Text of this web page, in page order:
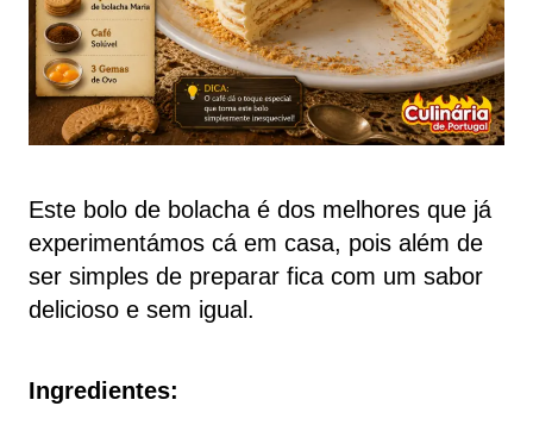
Este bolo de bolacha é dos melhores que já
experimentámos cá em casa, pois além de
ser simples de preparar fica com um sabor
delicioso e sem igual.
Ingredientes: